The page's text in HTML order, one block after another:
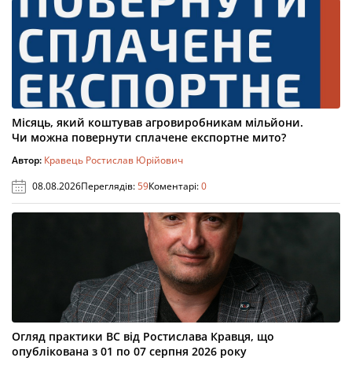
Місяць, який коштував агровиробникам мільйони.
Чи можна повернути сплачене експортне мито?
Автор: Кравець Ростислав Юрійович
08.08.2026Переглядів:59Коментарі:0
Огляд практики ВС від Ростислава Кравця, що
опублікована з 01 по 07 серпня 2026 року